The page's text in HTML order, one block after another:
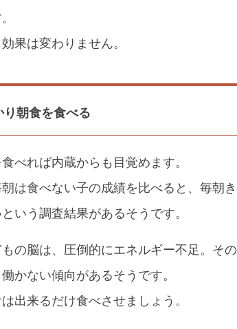
果は変わりません。
朝食を食べる
べれば内蔵からも目覚めます。
は食べない子の成績を比べると、毎朝
いう調査結果があるそうです。
の脳は、圧倒的にエネルギー不足。そ
かない傾向があるそうです。
出来るだけ食べさせましょう。